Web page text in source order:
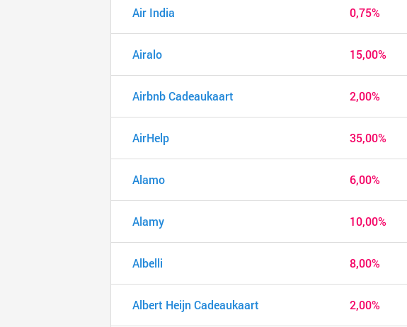
Air India 0,75%
Airalo 15,00%
Airbnb Cadeaukaart 2,00%
AirHelp 35,00%
Alamo 6,00%
Alamy 10,00%
Albelli 8,00%
Albert Heijn Cadeaukaart 2,00%